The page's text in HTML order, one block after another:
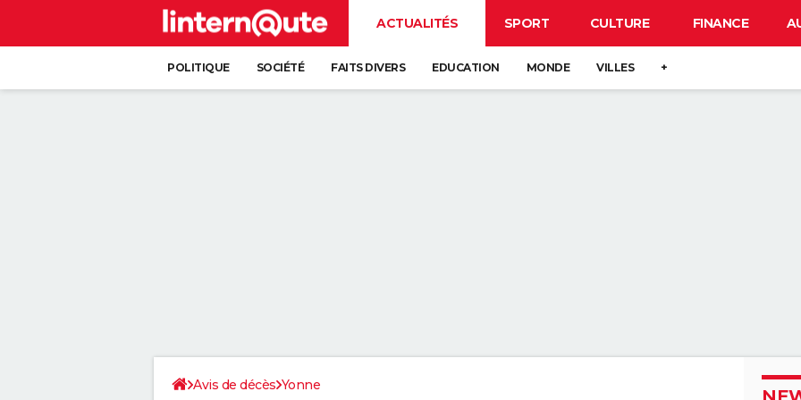
ACTUALITÉS SPORT CULTURE FINANCE
POLITIQUE SOCIÉTÉ FAITS DIVERS EDUCATION MONDE VILLES +
Avis de décès Yonne